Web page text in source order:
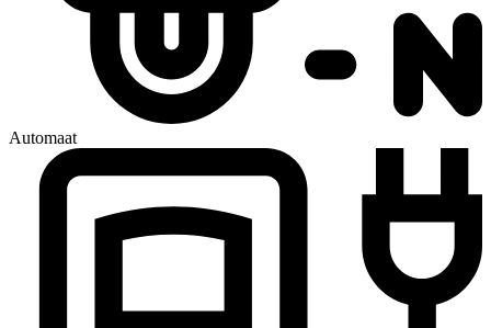
Automaat